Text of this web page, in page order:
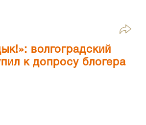
волгоградский
к допросу блогера